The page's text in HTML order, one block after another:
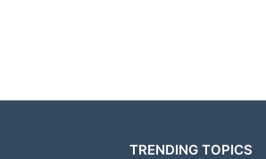
TRENDING TOPICS